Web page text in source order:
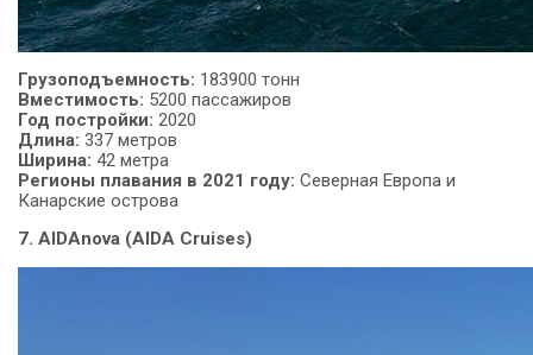
Грузоподъемность: 183900 тонн
Вместимость: 5200 пассажиров
Год постройки: 2020
Длина: 337 метров
Ширина: 42 метра
Регионы плавания в 2021 году: Северная Европа и
Канарские острова
7. AIDAnova (AIDA Cruises)